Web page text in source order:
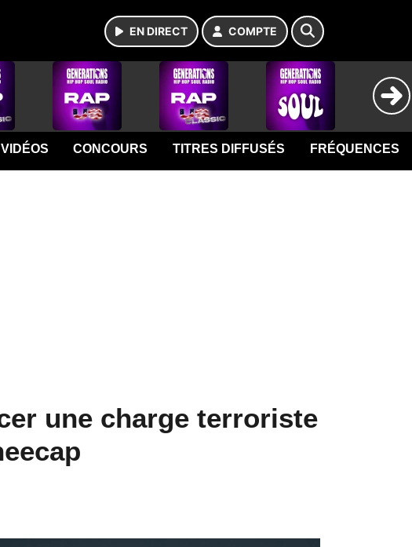
EN DIRECT COMPTE
VIDÉOS CONCOURS TITRES DIFFUSÉS FRÉQUENCES
une charge terroriste